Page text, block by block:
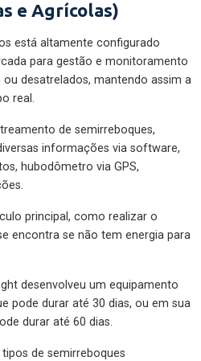
e Agrícolas)
está altamente configurado
para gestão e monitoramento
desatrelados, mantendo assim a
real.
de semirreboques,
informações via software,
hubodômetro via GPS,
principal, como realizar o
encontra se não tem energia para
desenvolveu um equipamento
pode durar até 30 dias, ou em sua
durar até 60 dias.
de semirreboques